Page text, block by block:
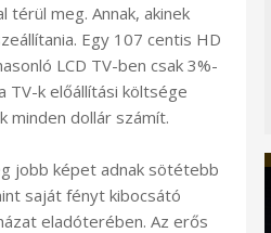
meg. Annak, akinek
Egy 107 centis HD
LCD TV-ben csak 3%-
TV-k előállítási költsége
minden dollár számít.
jobb képet adnak sötétebb
saját fényt kibocsátó
eladóterében. Az erős